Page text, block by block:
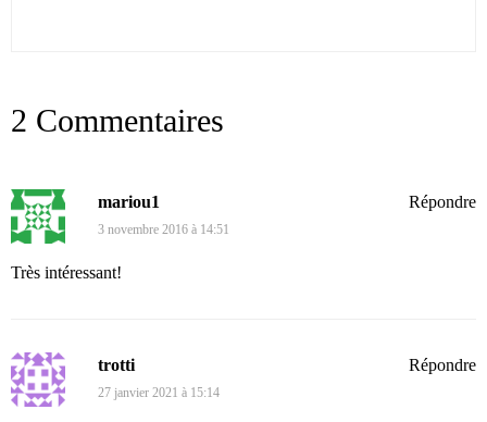
2 Commentaires
mariou1
3 novembre 2016 à 14:51
Très intéressant!
Répondre
trotti
27 janvier 2021 à 15:14
Répondre